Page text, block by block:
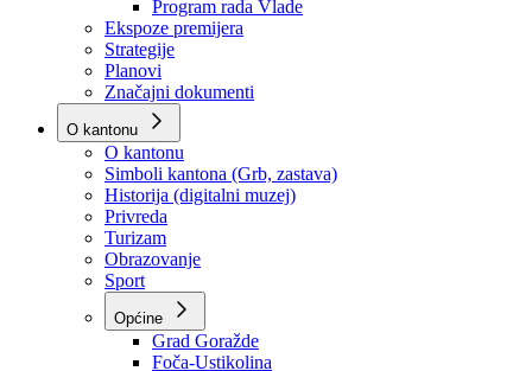
Vlada
Poslovnik
Program rada Vlade
Ekspoze premijera
Strategije
Planovi
Značajni dokumenti
O kantonu
O kantonu
Simboli kantona (Grb, zastava)
Historija (digitalni muzej)
Privreda
Turizam
Obrazovanje
Sport